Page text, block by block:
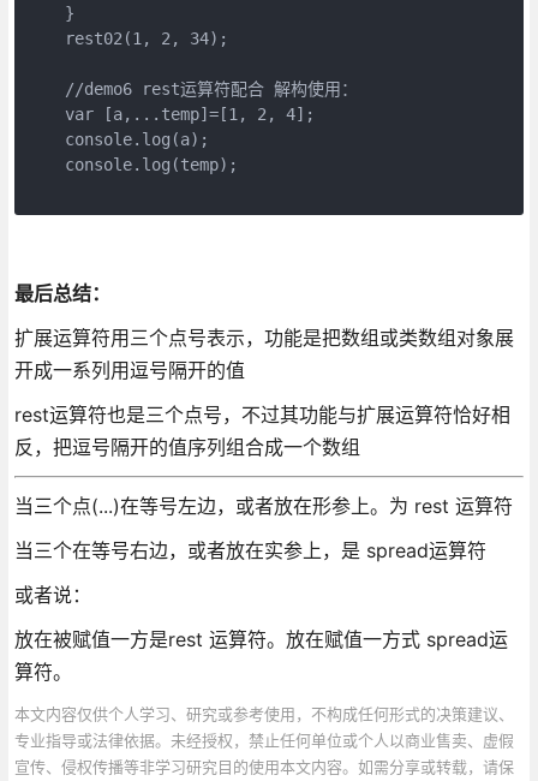
    }
    rest02(1, 2, 34);
    //demo6 rest运算符配合 解构使用：
    var [a,...temp]=[1, 2, 4];
    console.log(a);
    console.log(temp);
最后总结：
扩展运算符用三个点号表示，功能是把数组或类数组对象展
开成一系列用逗号隔开的值
rest运算符也是三个点号，不过其功能与扩展运算符恰好相
反，把逗号隔开的值序列组合成一个数组
当三个点(...)在等号左边，或者放在形参上。为 rest 运算符
当三个在等号右边，或者放在实参上，是 spread运算符
或者说：
放在被赋值一方是rest 运算符。放在赋值一方式 spread运
算符。
本文内容仅供个人学习、研究或参考使用，不构成任何形式的决策建议、
专业指导或法律依据。未经授权，禁止任何单位或个人以商业售卖、虚假
宣传、侵权传播等非学习研究目的使用本文内容。如需分享或转载，请保